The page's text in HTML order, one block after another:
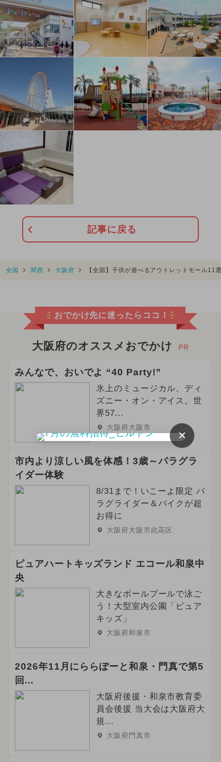
記事に戻る
全国 関西 大阪府 【全国】子供が遊べるアウトレットモール
おでかけ先に迷ったらココ！
大阪府のオススメおでかけ PR
みんなで、おいでよ “40 Party!”
氷上のミュージカル、ディ
ズニー・オン・アイス。世
界57...
大阪府大阪市
市内より涼しい風を体感！3歳～パラグラ
イダー体験
8/31まで！いこーよ限定 パ
ラグライダー＆バイクが超
お得に
大阪府大阪市此花区
ピュアハートキッズランド エコール和泉中
央
大きなボールプールで泳ご
う！大型室内公園「ピュア
キッズ」
大阪府和泉市
2026年11月にららぽーと和泉・門真で第5
回...
大阪府後援・和泉市教育委
員会後援 当大会は大阪府大
規...
大阪府門真市
×